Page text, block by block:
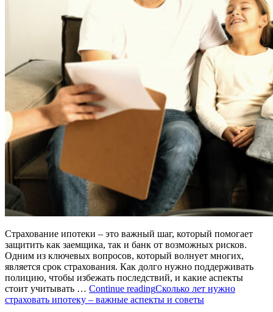
Страхование ипотеки – это важный шаг, который помогает
защитить как заемщика, так и банк от возможных рисков.
Одним из ключевых вопросов, который волнует многих,
является срок страхования. Как долго нужно поддерживать
полицию, чтобы избежать последствий, и какие аспекты
стоит учитывать … Continue readingСколько лет нужно
страховать ипотеку – важные аспекты и советы